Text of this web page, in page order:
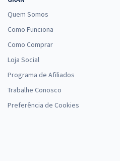
Quem Somos
Como Funciona
Como Comprar
Loja Social
Programa de Afiliados
Trabalhe Conosco
Preferência de Cookies